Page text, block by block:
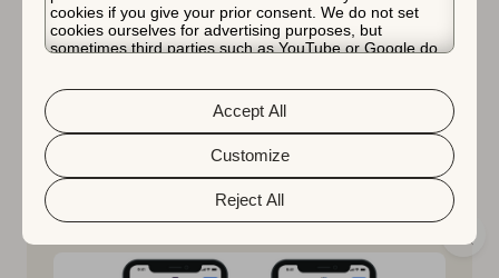
cookies if you give your prior consent. We do not set
cookies ourselves for advertising purposes, but
sometimes third parties such as YouTube or Google do.
about the protection of your personal data and the
different cookies we use, please read our
&Privacy Policy. You can customize your cookie settings
and preferences by clicking the “Customize” button.
Reject All
Customize
Accept All
앱 스토어에서 일반적으로 앱의 첫 세 개의 스크린샷
이 검색 결과에서 두드러지게 나타납니다. 그러나
iOS 15 이후로는 사용자가 이미 다운로드한 앱의 경
그러나 현재 진행 중인 인앱 이벤트 카
드는 앱을 이미 다운로드 했어도 표시됩니다. 이 덕분
는 사용자의 주목을 끌고 앱으로 다시
돌아오도록 유도하는 훌륭한 기회를 제공합니다.